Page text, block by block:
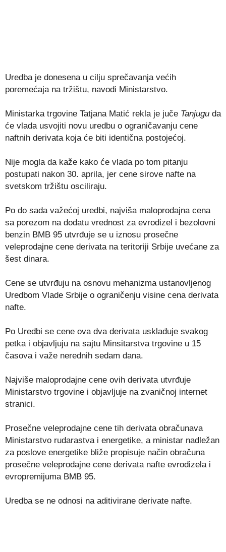
Uredba je donesena u cilju sprečavanja većih
poremećaja na tržištu, navodi Ministarstvo.
Ministarka trgovine Tatjana Matić rekla je juče Tanjugu da
će vlada usvojiti novu uredbu o ograničavanju cene
naftnih derivata koja će biti identična postojećoj.
Nije mogla da kaže kako će vlada po tom pitanju
postupati nakon 30. aprila, jer cene sirove nafte na
svetskom tržištu osciliraju.
Po do sada važećoj uredbi, najviša maloprodajna cena
sa porezom na dodatu vrednost za evrodizel i bezolovni
benzin BMB 95 utvrđuje se u iznosu prosečne
veleprodajne cene derivata na teritoriji Srbije uvećane za
šest dinara.
Cene se utvrđuju na osnovu mehanizma ustanovljenog
Uredbom Vlade Srbije o ograničenju visine cena derivata
nafte.
Po Uredbi se cene ova dva derivata usklađuje svakog
petka i objavljuju na sajtu Minsitarstva trgovine u 15
časova i važe nerednih sedam dana.
Najviše maloprodajne cene ovih derivata utvrđuje
Ministarstvo trgovine i objavljuje na zvaničnoj internet
stranici.
Prosečne veleprodajne cene tih derivata obračunava
Ministarstvo rudarastva i energetike, a ministar nadležan
za poslove energetike bliže propisuje način obračuna
prosečne veleprodajne cene derivata nafte evrodizela i
evropremijuma BMB 95.
Uredba se ne odnosi na aditivirane derivate nafte.